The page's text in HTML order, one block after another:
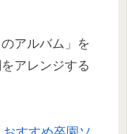
アルバム」を
アレンジする